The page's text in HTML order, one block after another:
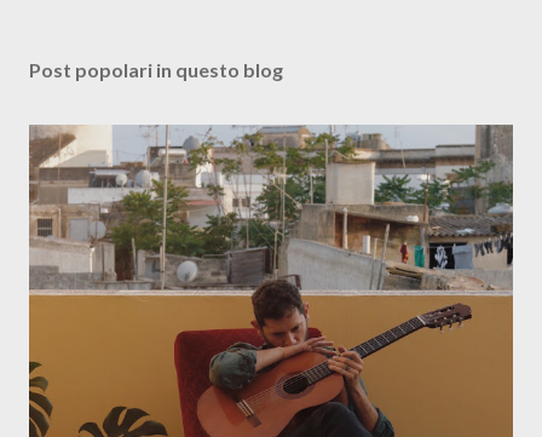
Post popolari in questo blog